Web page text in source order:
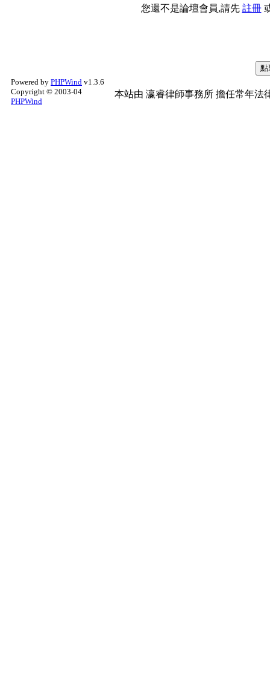
您還不是論壇會員,請先 註冊
Powered by PHPWind v1.3.6
Copyright © 2003-04
PHPWind
本站由 瀛睿律師事務所 擔任常年法